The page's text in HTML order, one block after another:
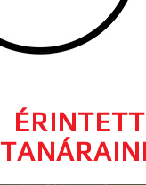
ÉRINTETT